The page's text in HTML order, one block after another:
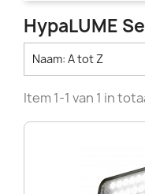
HypaLUME
Naam: A tot Z
Item 1-1 van 1 in